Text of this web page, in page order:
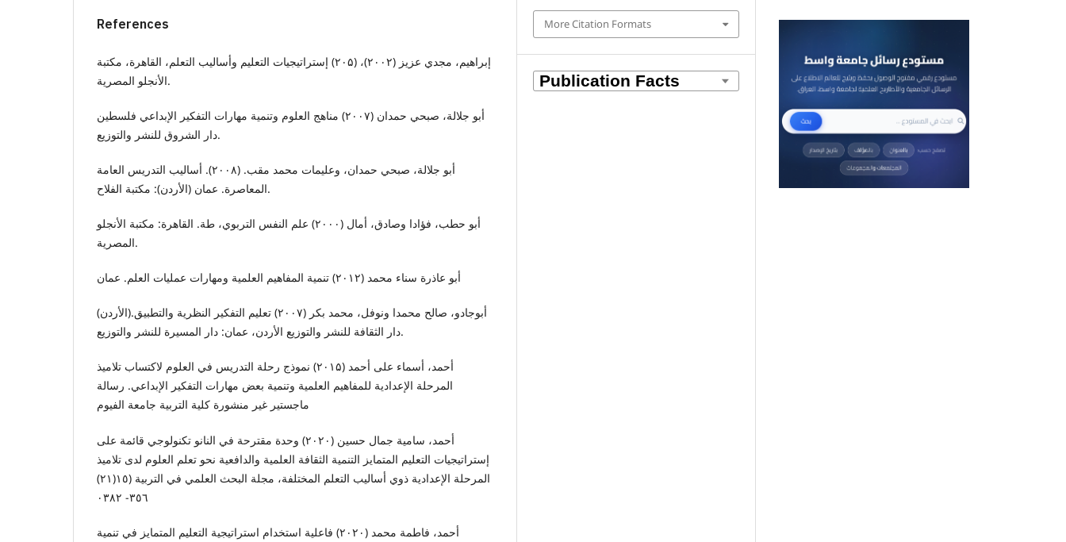
References
إبراهيم، مجدي عزيز (۲۰۰۲)، (۲۰۵) إستراتيجيات التعليم وأساليب التعلم، القاهرة، مكتبة
الأنجلو المصرية.
أبو جلالة، صبحي حمدان (۲۰۰۷) مناهج العلوم وتنمية مهارات التفكير الإبداعي فلسطين
دار الشروق للنشر والتوزيع.
أبو جلالة، صبحي حمدان، وعليمات محمد مقب. (۲۰۰۸). أساليب التدريس العامة
المعاصرة. عمان (الأردن): مكتبة الفلاح.
أبو حطب، فؤادا وصادق، أمال (۲۰۰۰) علم النفس التربوي، طة. القاهرة: مكتبة الأنجلو
المصرية.
أبو عاذرة سناء محمد (۲۰۱۲) تنمية المفاهيم العلمية ومهارات عمليات العلم. عمان
أبوجادو، صالح محمدا ونوفل، محمد بكر (۲۰۰۷) تعليم التفكير النظرية والتطبيق.(الأردن)
دار الثقافة للنشر والتوزيع الأردن، عمان: دار المسيرة للنشر والتوزيع.
أحمد، أسماء على أحمد (۲۰۱۵) نموذج رحلة التدريس في العلوم لاكتساب تلاميذ
المرحلة الإعدادية للمفاهيم العلمية وتنمية بعض مهارات التفكير الإبداعي. رسالة
ماجستير غير منشورة كلية التربية جامعة الفيوم
أحمد، سامية جمال حسين (۲۰۲۰) وحدة مقترحة في النانو تكنولوجي قائمة على
إستراتيجيات التعليم المتمايز التنمية الثقافة العلمية والدافعية نحو تعلم العلوم لدى تلاميذ
المرحلة الإعدادية ذوي أساليب التعلم المختلفة، مجلة البحث العلمي في التربية (١٥(٢١)
٣٥٦- ٠٣٨٢
أحمد، فاطمة محمد (۲۰۲۰) فاعلية استخدام استراتيجية التعليم المتمايز في تنمية
More Citation Formats